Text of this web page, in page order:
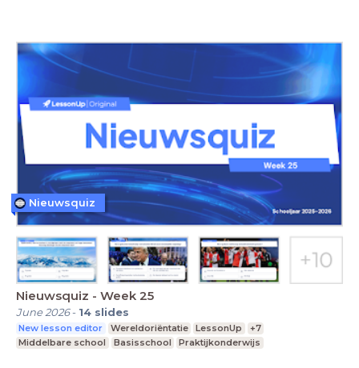
Nieuwsquiz - Week 25
June 2026- 14 slides
New lesson editor Wereldoriëntatie LessonUp
+7
Middelbare school
Basisschool Praktijkonderwijs
Nieuwsquiz